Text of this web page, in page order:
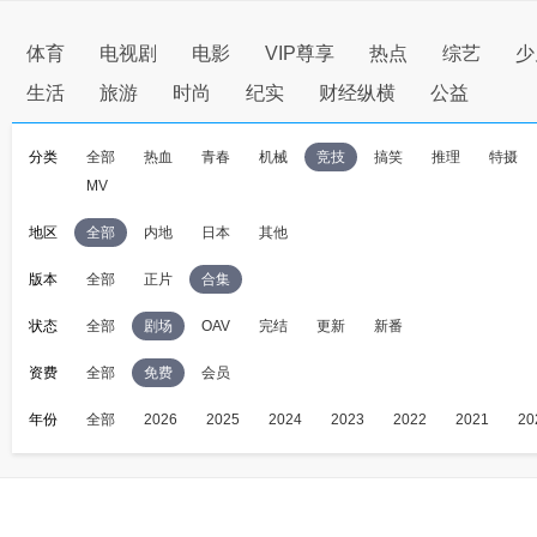
体育 电视剧 电影 VIP尊享 热点 综艺
生活
旅游 时尚 纪实 财经纵横 公益
分类 全部 热血 青春 机械 竞技 搞笑 推理
特摄
MV
地区 全部 内地 日本 其他
版本 全部 正片 合集
状态 全部 剧场 OAV 完结 更新 新番
资费 全部 免费 会员
年份 全部 2026 2025 2024 2023 2022 2021